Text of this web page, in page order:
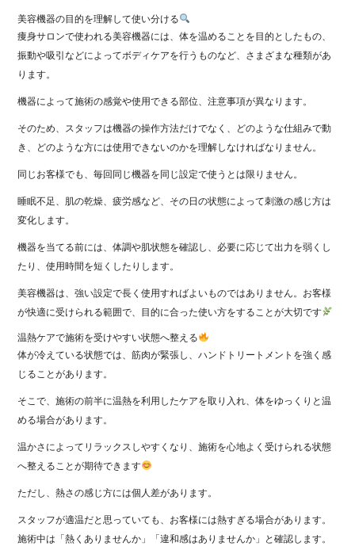
美容機器の目的を理解して使い分ける
痩身サロンで使われる美容機器には、体を温めることを目的としたもの、
振動や吸引などによってボディケアを行うものなど、さまざまな種類があ
ります。
機器によって施術の感覚や使用できる部位、注意事項が異なります。
そのため、スタッフは機器の操作方法だけでなく、どのような仕組みで動
き、どのような方には使用できないのかを理解しなければなりません。
同じお客様でも、毎回同じ機器を同じ設定で使うとは限りません。
睡眠不足、肌の乾燥、疲労感など、その日の状態によって刺激の感じ方は
変化します。
機器を当てる前には、体調や肌状態を確認し、必要に応じて出力を弱くし
たり、使用時間を短くしたりします。
美容機器は、強い設定で長く使用すればよいものではありません。お客様
が快適に受けられる範囲で、目的に合った使い方をすることが大切です
温熱ケアで施術を受けやすい状態へ整える
体が冷えている状態では、筋肉が緊張し、ハンドトリートメントを強く感
じることがあります。
そこで、施術の前半に温熱を利用したケアを取り入れ、体をゆっくりと温
める場合があります。
温かさによってリラックスしやすくなり、施術を心地よく受けられる状態
へ整えることが期待できます
ただし、熱さの感じ方には個人差があります。
スタッフが適温だと思っていても、お客様には熱すぎる場合があります。
施術中は「熱くありませんか」「違和感はありませんか」と確認します。